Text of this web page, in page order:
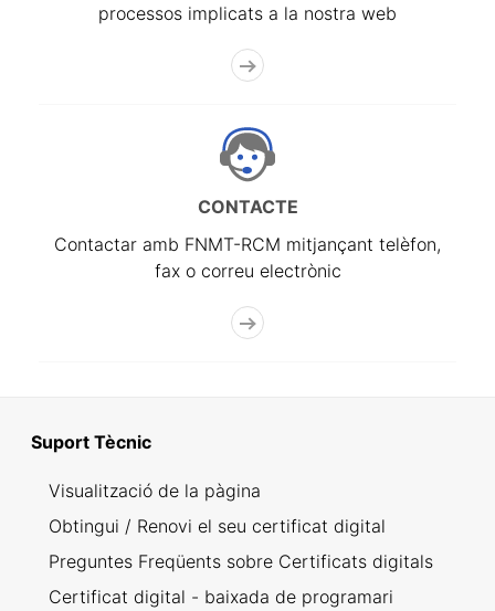
processos implicats a la nostra web
CONTACTE
Contactar amb FNMT-RCM mitjançant telèfon,
fax o correu electrònic
Suport Tècnic
Visualització de la pàgina
Obtingui / Renovi el seu certificat digital
Preguntes Freqüents sobre Certificats digitals
Certificat digital - baixada de programari